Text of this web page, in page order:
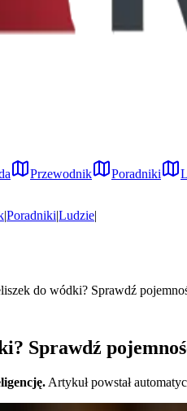
Przewodnik Poradniki
|Poradniki|Ludzie|
do wódki? Sprawdź
Sprawdź
Artykuł powstał